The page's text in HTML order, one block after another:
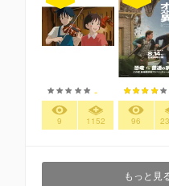
-
9 1152 96
もっと見